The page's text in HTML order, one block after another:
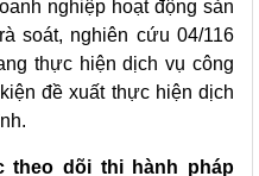
nghiệp hoạt động sản
soát, nghiên cứu 04/116
thực hiện dịch vụ công
đề xuất thực hiện dịch
theo dõi thi hành pháp